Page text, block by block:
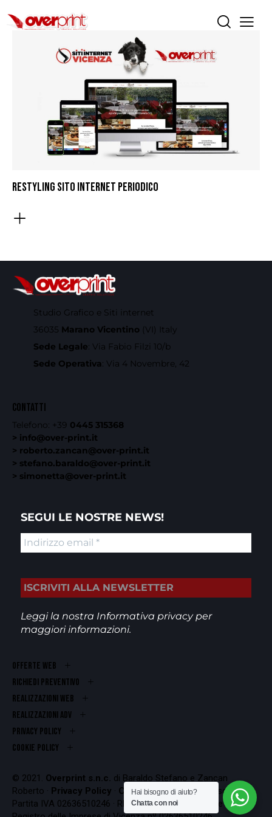
RESTYLING SITO INTERNET PERIODICO
Studio Grafico e Siti internet
36035 Marano Vicentino (VI) Italy
Sede Legale: Via Fabio Filzi 10/b
Sede Operativa: Via 4 Novembre, 42
CONTATTI
Telefono: +39 0445 315368
> info@over-print.it
> roberto.zancan@over-print.it
> stefano.baraldo@over-print.it
> simonetta@over-print.it
SEGUI LE NOSTRE NEWS!
Leggi la nostra Informativa privacyper
maggiori informazioni.
OFFERTE WEB
RICHIEDI PREVENTIVO
REALIZZAZIONI WEB
Realizzazioni ADV
PRIVACY POLICY
COOKIE POLICY
© 2021. Overprint s.n.c. di Baraldo Stefano e Zancan
Roberto · Privacy Policy · Cookie Policy Codice Fiscale e
Partita IVA 02636510246 · REA VI-262407 · Iscrizione al
Hai bisogno di aiuto?
Chatta con noi